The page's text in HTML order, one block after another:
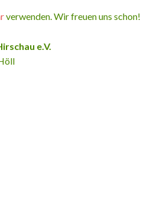
verwenden. Wir freuen uns schon!
e.V.